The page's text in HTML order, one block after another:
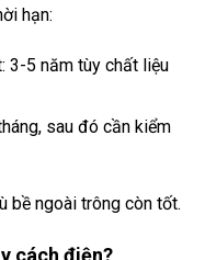
hạn:
3-5 năm tùy chất liệu
sau đó cần kiểm
bề ngoài trông còn tốt.
cách điện?